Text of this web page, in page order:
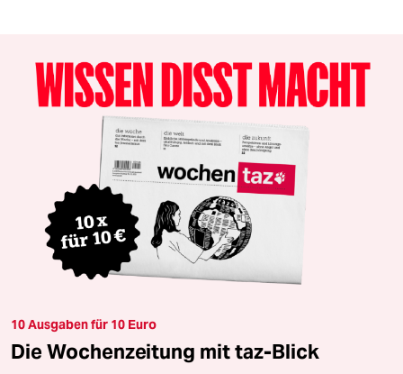
10 Ausgaben für 10 Euro
Die Wochenzeitung mit taz-Blick